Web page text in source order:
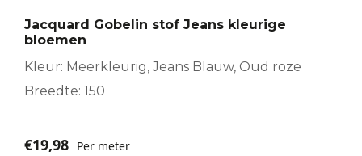
Jacquard Gobelin stof Jeans kleurige
bloemen
Kleur: Meerkleurig, Jeans Blauw, Oud roze
Breedte: 150
€19,98 Per meter